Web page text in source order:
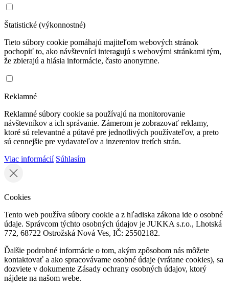
Štatistické (výkonnostné)
Tieto súbory cookie pomáhajú majiteľom webových stránok
pochopiť to, ako návštevníci interagujú s webovými stránkami tým,
že zbierajú a hlásia informácie, často anonymne.
Reklamné
Reklamné súbory cookie sa používajú na monitorovanie
návštevníkov a ich správanie. Zámerom je zobrazovať reklamy,
ktoré sú relevantné a pútavé pre jednotlivých používateľov, a preto
sú cennejšie pre vydavateľov a inzerentov tretích strán.
Viac informácií Súhlasím
Cookies
Tento web používa súbory cookie a z hľadiska zákona ide o osobné
údaje. Správcom týchto osobných údajov je JUKKA s.r.o., Lhotská
772, 68722 Ostrožská Nová Ves, IČ: 25502182.
Ďalšie podrobné informácie o tom, akým zpôsobom nás môžete
kontaktovať a ako spracovávame osobné údaje (vrátane cookies), sa
dozviete v dokumente Zásady ochrany osobných údajov, ktorý
nájdete na našom webe.